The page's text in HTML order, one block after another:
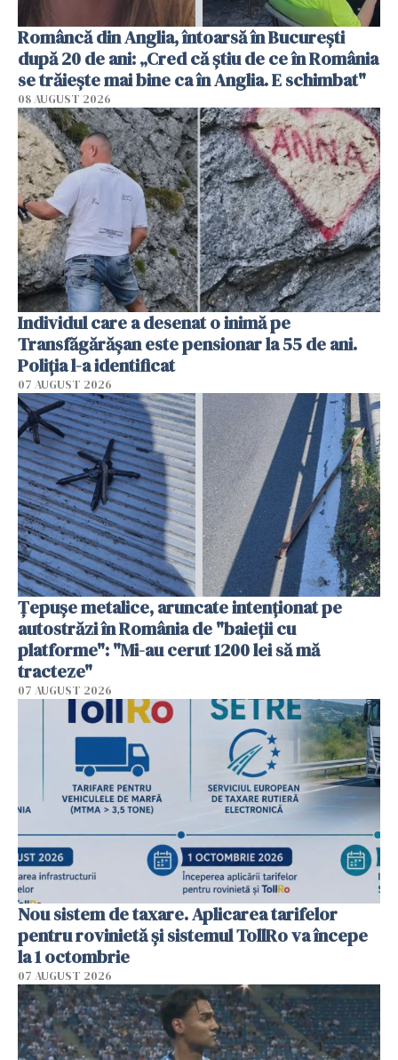
Româncă din Anglia, întoarsă în București
după 20 de ani: „Cred că știu de ce în România
se trăiește mai bine ca în Anglia. E schimbat"
08 AUGUST 2026
Individul care a desenat o inimă pe
Transfăgărășan este pensionar la 55 de ani.
Poliția l-a identificat
07 AUGUST 2026
Țepușe metalice, aruncate intenționat pe
autostrăzi în România de "baieții cu
platforme": "Mi-au cerut 1200 lei să mă
tracteze"
07 AUGUST 2026
Nou sistem de taxare. Aplicarea tarifelor
pentru rovinietă şi sistemul TollRo va începe
la 1 octombrie
07 AUGUST 2026